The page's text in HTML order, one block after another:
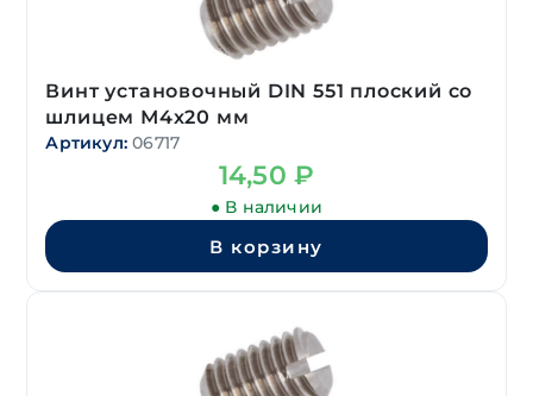
Винт установочный DIN 551 плоский со
шлицем М4х20 мм
Артикул: 06717
14,50 ₽
● В наличии
В корзину